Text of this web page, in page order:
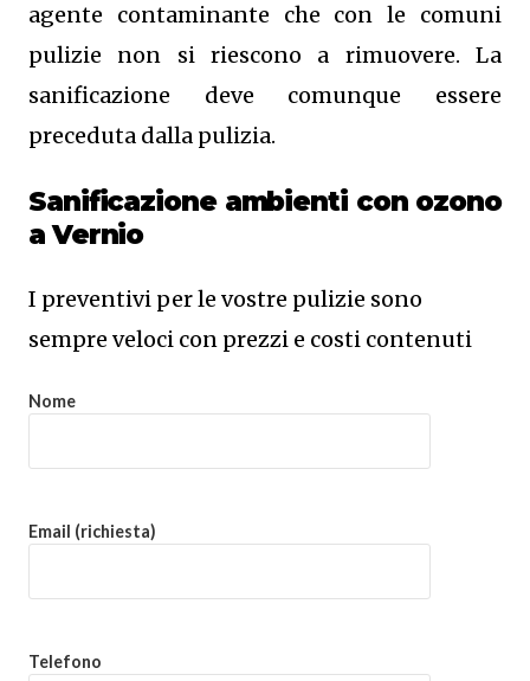
agente contaminante che con le comuni
pulizie non si riescono a rimuovere. La
sanificazione deve comunque essere
preceduta dalla pulizia.
Sanificazione ambienti con ozono
a Vernio
I preventivi per le vostre pulizie sono
sempre veloci con prezzi e costi contenuti
Nome
Email (richiesta)
Telefono